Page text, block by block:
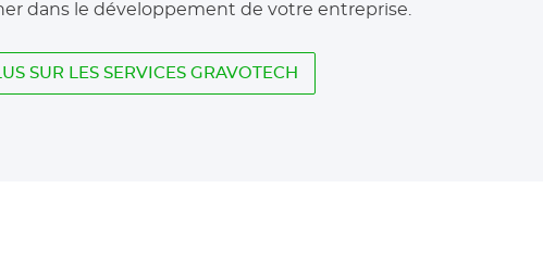
dans le développement de votre entreprise.
SUR LES SERVICES GRAVOTECH